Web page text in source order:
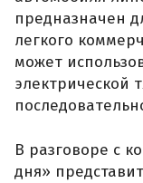
предназначен
легкого
может
электрической
В разговоре с
дня»